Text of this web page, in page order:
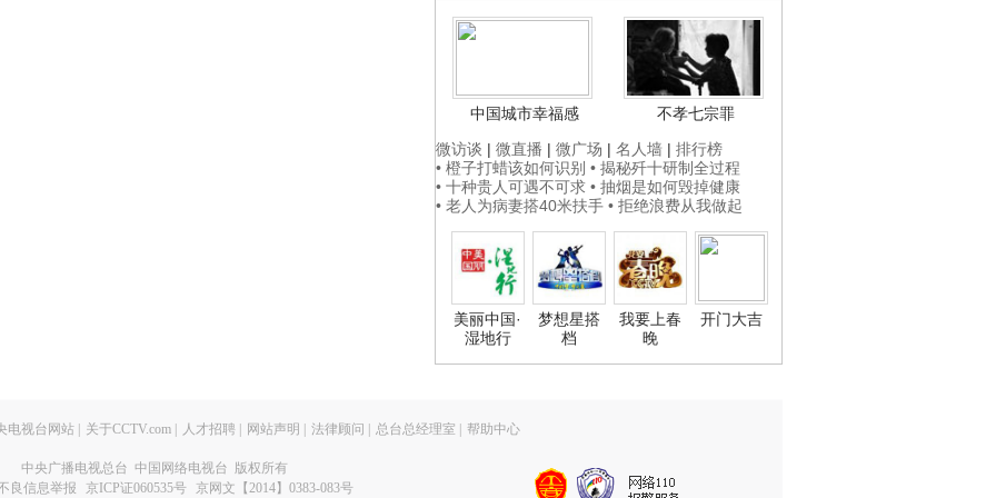
中国城市幸福感
不孝七宗罪
微访谈 | 微直播 | 微广场 | 名人墙 | 排行榜
• 橙子打蜡该如何识别 • 揭秘歼十研制全过程
• 十种贵人可遇不可求 • 抽烟是如何毁掉健康
• 老人为病妻搭40米扶手 • 拒绝浪费从我做起
美丽中国·
湿地行
梦想星搭
档
我要上春
晚
开门大吉
电视台网站 | 关于CCTV.com | 人才招聘 | 网站声明 | 法律顾问 | 总台总经理室 | 帮助中心
中央广播电视总台 中国网络电视台 版权所有
良信息举报
京ICP证060535号 京网文【2014】0383-083号